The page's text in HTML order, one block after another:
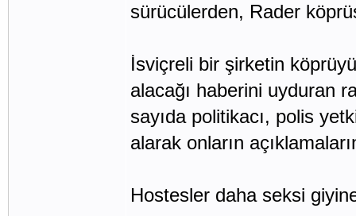
sürücülerden, Rader
İsviçreli bir şirketin
alacağı haberini uyduran
sayıda politikacı, polis
alarak onların
Hostesler daha seksi